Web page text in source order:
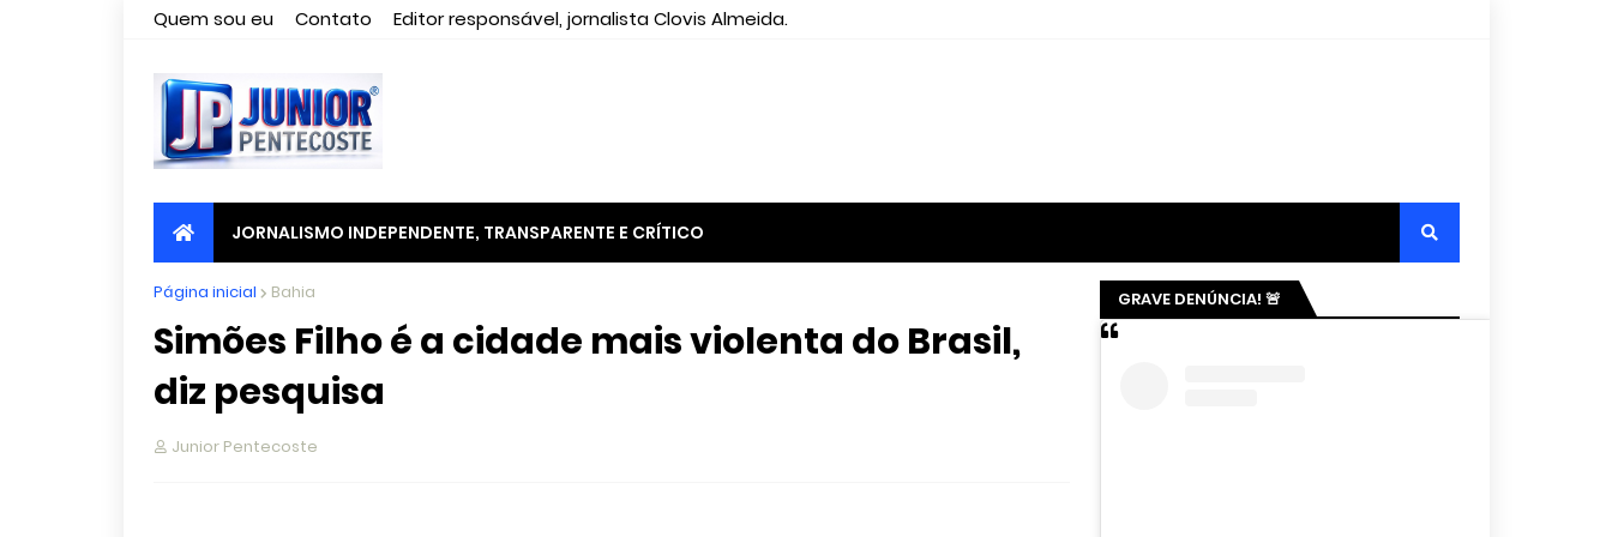
Quem sou eu Contato Editor responsável, jornalista Clovis Almeida.
JORNALISMO INDEPENDENTE, TRANSPARENTE E CRÍTICO
Página inicial Bahia
Simões Filho é a cidade mais violenta do Brasil,
diz pesquisa
Junior Pentecoste
GRAVE DENÚNCIA! 🚨